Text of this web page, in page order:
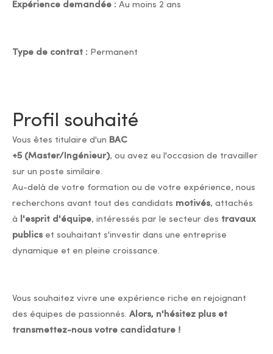
Expérience demandée : Au moins 2 ans
Type de contrat : Permanent
Profil souhaité
Vous êtes titulaire d'un BAC
+5 (Master/Ingénieur), ou avez eu l'occasion de travailler
sur un poste similaire.
Au-delà de votre formation ou de votre expérience, nous
recherchons avant tout des candidats motivés, attachés
à l'esprit d'équipe, intéressés par le secteur des travaux
publics et souhaitant s'investir dans une entreprise
dynamique et en pleine croissance.
Vous souhaitez vivre une expérience riche en rejoignant
des équipes de passionnés. Alors, n'hésitez plus et
transmettez-nous votre candidature !